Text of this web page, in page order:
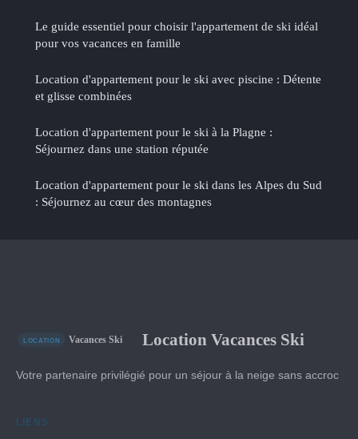
Le guide essentiel pour choisir l'appartement de ski idéal
pour vos vacances en famille
Location d'appartement pour le ski avec piscine : Détente
et glisse combinées
Location d'appartement pour le ski à la Plagne :
Séjournez dans une station réputée
Location d'appartement pour le ski dans les Alpes du Sud
: Séjournez au cœur des montagnes
Location Vacances Ski
Votre partenaire privilégié pour un séjour à la neige sans accroc
LIENS